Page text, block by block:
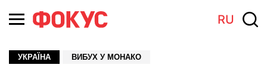
RU
УКРАЇНА ВИБУХ У МОНАКО